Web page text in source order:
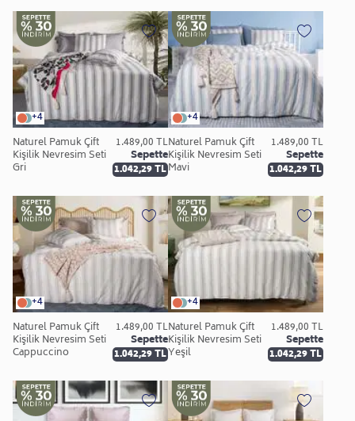
+4
Naturel Pamuk Çift
Kişilik Nevresim Seti
Gri
1.489,00 TL
Sepette
1.042,29 TL
+4
Naturel Pamuk Çift
Kişilik Nevresim Seti
Mavi
1.489,00 TL
Sepette
1.042,29 TL
+4
Naturel Pamuk Çift
Kişilik Nevresim Seti
Cappuccino
1.489,00 TL
Sepette
1.042,29 TL
+4
Naturel Pamuk Çift
Kişilik Nevresim Seti
Yeşil
1.489,00 TL
Sepette
1.042,29 TL